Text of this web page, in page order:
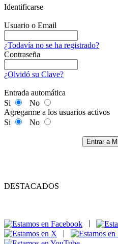
Identificarse
Usuario o Email
¿Todavía no se ha registrado?
Contraseña
¿Olvidó su Clave?
Entrada automática
Si
No
Agregarme a los usuarios activos
Si
No
Entrar a
DESTACADOS
|